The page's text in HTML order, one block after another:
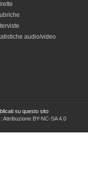
audio/video
su questo sito
Attribuzione BY-NC-SA 4.0